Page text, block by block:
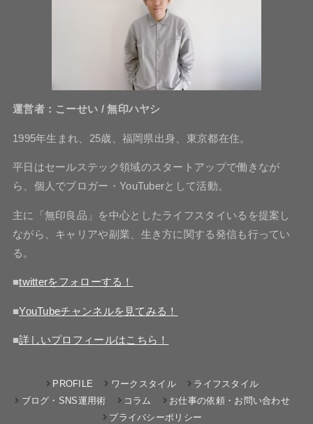
運営者：こーせい / 無印ハヤシ
1995年生まれ、25歳、福岡県出身、東京都在住。
平日はセールステック領域のスタートアップで働きなが
ら、個人でブロガー・YouTuberとして活動。
主に「無印良品」を中心としたライフスタイいるを提案し
ながら、キャリアや副業、生き方に関する発信も行ってい
る。
■twitterをフォローする！
■YouTubeチャンネルを見てみる！
■詳しいプロフィールはこちら！
PROFILE ワークスタイル
ライフスタイル
ブログ・SNS運用術
コラム
お仕事の依頼・お問い合わせ
プライバシーポリシー